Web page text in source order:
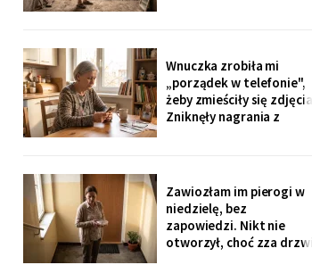
wszystkim, jak dba o
teściową. W piątek kupił
sobie quada.
Wnuczka zrobiła mi
„porządek w telefonie",
żeby zmieściły się zdjęcia.
Zniknęły nagrania z
mąż jeszcze mówi.
„Babciu, zajmowały
najwięcej miejsca". Córka
dodała, żebym „nie robiła
afery, przecież mam
Zawiozłam im pierogi w
niedzielę, bez
zapowiedzi. Nikt nie
otworzył, choć zza drzwi